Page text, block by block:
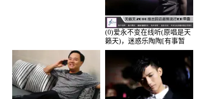
(0)爱永不变在线听(原唱是天
籁天)，迷惑乐陶陶[有事暂
离]演唱点播:27678次